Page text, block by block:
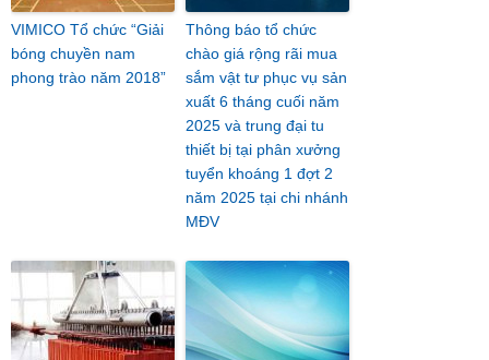
VIMICO Tổ chức “Giải
bóng chuyền nam
phong trào năm 2018”
Thông báo tổ chức
chào giá rộng rãi mua
sắm vật tư phục vụ sản
xuất 6 tháng cuối năm
2025 và trung đại tu
thiết bị tại phân xưởng
tuyển khoáng 1 đợt 2
năm 2025 tại chi nhánh
MĐV